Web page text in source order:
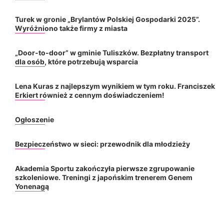
Turek w gronie „Brylantów Polskiej Gospodarki 2025”.
Wyróżniono także firmy z miasta
„Door-to-door” w gminie Tuliszków. Bezpłatny transport
dla osób, które potrzebują wsparcia
Lena Kuras z najlepszym wynikiem w tym roku. Franciszek
Erkiert również z cennym doświadczeniem!
Ogłoszenie
Bezpieczeństwo w sieci: przewodnik dla młodzieży
Akademia Sportu zakończyła pierwsze zgrupowanie
szkoleniowe. Treningi z japońskim trenerem Genem
Yonenagą